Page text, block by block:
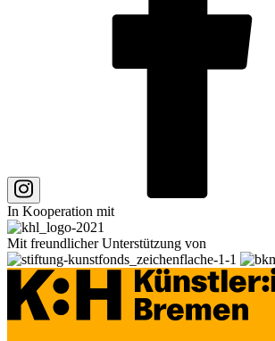
In Kooperation mit
Mit freundlicher Unterstützung von